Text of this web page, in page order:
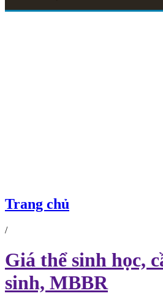
Trang chủ
/
Giá thể sinh học,
sinh, MBBR